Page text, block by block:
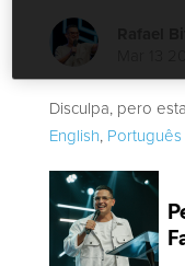
Disculpa, pero
English, Português